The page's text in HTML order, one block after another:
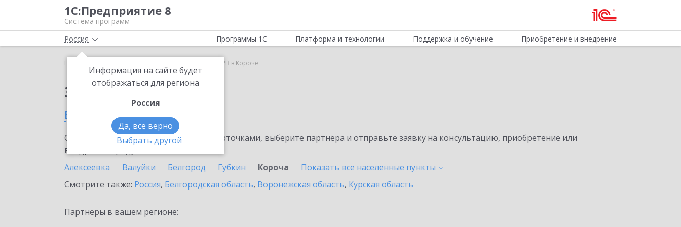
1С:Предприятие 8
Система программ
Россия
Информация на сайте будет
отображаться для региона
Россия
Да, все верно
Выбрать другой
Программы 1С Платформа и технологии Поддержка и обучение Приобретение и внедрение
Главная 1С:СБП C2B в Короче
Заказать 1С:СБП C2B
в Короче
Ознакомьтесь с информационными карточками, выберите партнёра и отправьте заявку на консультацию, приобретение или
внедрение продукта.
Алексеевка
Валуйки Белгород Губкин Короча Показать все населенные пункты
Смотрите также: Россия, Белгородская область, Воронежская область, Курская область
Партнеры в вашем регионе: